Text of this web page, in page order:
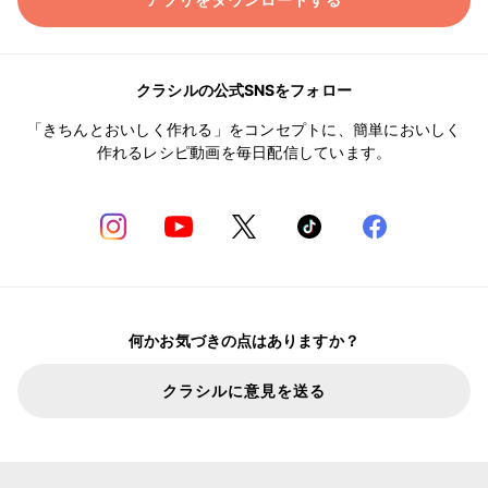
クラシルの公式SNSをフォロー
「きちんとおいしく作れる」をコンセプトに、簡単においしく
作れるレシピ動画を毎日配信しています。
何かお気づきの点はありますか？
クラシルに意見を送る